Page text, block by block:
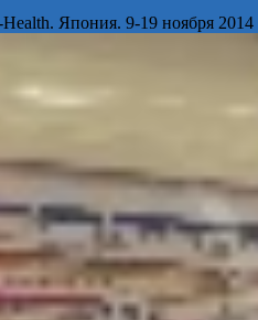
Япония. 9-19 ноября 2014